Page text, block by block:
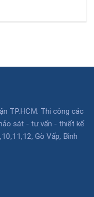
TP.HCM. Thi công các
sát - tư vấn - thiết kế
Gò Vấp, Bình